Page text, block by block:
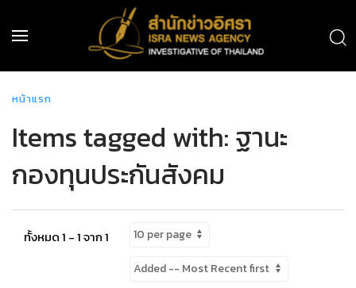
หน้าแรก
Items tagged with: ฐานะ
กองทุนประกันสังคม
ทั้งหมด 1 - 1 จาก 1